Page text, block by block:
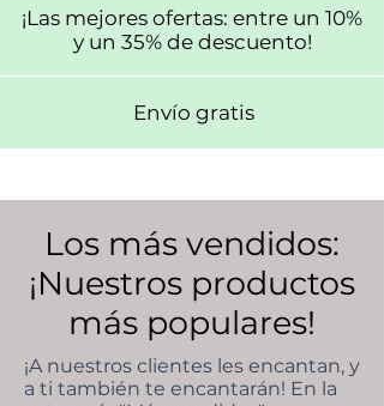
¡Las mejores ofertas: entre un 10%
y un 35% de descuento!
Envío gratis
Los más vendidos:
¡Nuestros productos
más populares!
¡A nuestros clientes les encantan, y
a ti también te encantarán! En la